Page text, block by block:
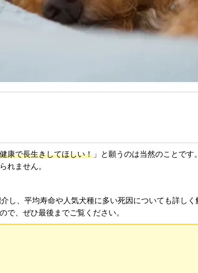
康で長生きしてほしい！ 」と願うのは当然のことです
れません。
介し、平均寿命や人気犬種に多い死因についても詳し
で、ぜひ最後までご覧ください。